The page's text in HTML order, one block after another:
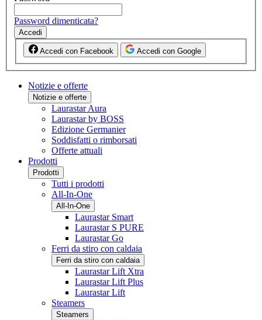
Password dimenticata?
Accedi
Accedi con Facebook Accedi con Google
Notizie e offerte
Notizie e offerte
Laurastar Aura
Laurastar by BOSS
Edizione Germanier
Soddisfatti o rimborsati
Offerte attuali
Prodotti
Prodotti
Tutti i prodotti
All-In-One
All-In-One
Laurastar Smart
Laurastar S PURE
Laurastar Go
Ferri da stiro con caldaia
Ferri da stiro con caldaia
Laurastar Lift Xtra
Laurastar Lift Plus
Laurastar Lift
Steamers
Steamers